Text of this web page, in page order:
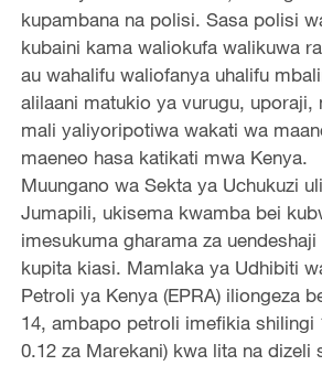
kupambana na polisi. Sasa polisi
kubaini kama waliokufa walikuwa
au wahalifu waliofanya uhalifu
alilaani matukio ya vurugu, uporaji,
mali yaliyoripotiwa wakati wa
maeneo hasa katikati mwa Kenya.
Muungano wa Sekta ya Uchukuzi
Jumapili, ukisema kwamba bei
imesukuma gharama za
kupita kiasi. Mamlaka ya Udhibiti
Petroli ya Kenya (EPRA) iliongeza
14, ambapo petroli imefikia shilingi
0.12 za Marekani) kwa lita na dizeli